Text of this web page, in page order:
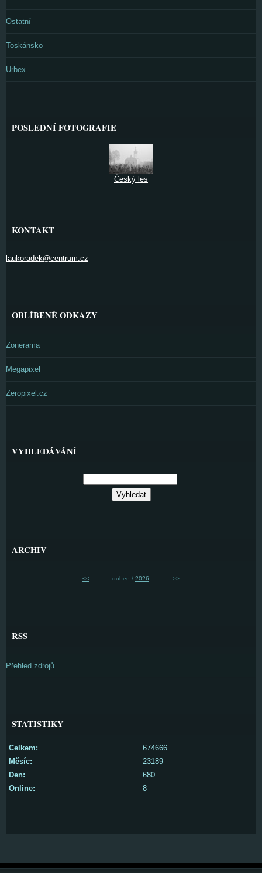
Ostatní
Toskánsko
Urbex
POSLEDNÍ FOTOGRAFIE
Český les
KONTAKT
laukoradek@centrum.cz
OBLÍBENÉ ODKAZY
Zonerama
Megapixel
Zeropixel.cz
VYHLEDÁVÁNÍ
ARCHIV
<< duben / 2026 >>
RSS
Přehled zdrojů
STATISTIKY
Online: 8
Celkem:
674666
Měsíc:
23189
Den:
680